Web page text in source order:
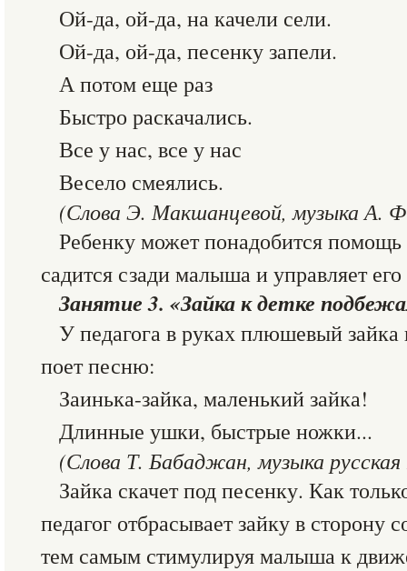
Ой-да, ой-да, на качели сели.
Ой-да, ой-да, песенку запели.
А потом еще раз
Быстро раскачались.
Все у нас, все у нас
Весело смеялись.
(Слова Э. Макшанцевой, музыка А.
Ребенку может понадобится помощь
садится сзади малыша и управляет
Занятие 3. «Зайка к детке
У педагога в руках плюшевый
поет песню:
Заинька-зайка, маленький зайка!
Длинные ушки, быстрые ножки...
(Слова Т. Бабаджан, музыка русская
Зайка скачет под песенку. Как
педагог отбрасывает зайку в
тем самым стимулируя малыша к